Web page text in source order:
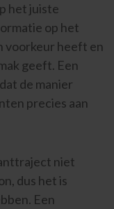
het juiste
op het
voorkeur heeft en
geeft. Een
de manier
precies aan
niet
dus het is
Een